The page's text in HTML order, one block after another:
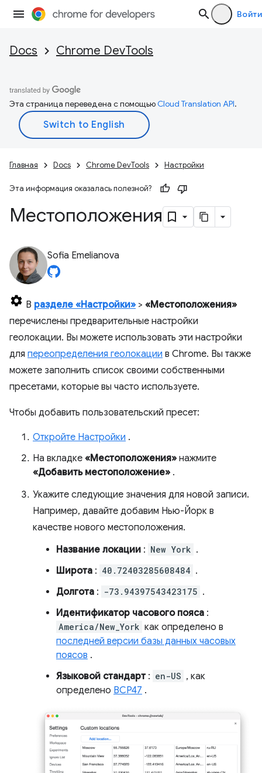
Войти
Docs Chrome DevTools
Эта страница переведена с помощьюCloud Translation API.
Главная Docs Chrome DevTools Настройки
Эта информация оказалась полезной?
Местоположения
Sofia Emelianova
В разделе «Настройки» > «Местоположения»
перечислены предварительные настройки
геолокации. Вы можете использовать эти настройки
для переопределения геолокации в Chrome. Вы также
можете заполнить список своими собственными
пресетами, которые вы часто используете.
Чтобы добавить пользовательский пресет:
Откройте Настройки .
На вкладке «Местоположения» нажмите
«Добавить местоположение» .
Укажите следующие значения для новой записи.
Например, давайте добавим Нью-Йорк в
качестве нового местоположения.
Название локации : New York .
Широта : 40.72403285608484 .
Долгота : -73.94397543423175 .
Идентификатор часового пояса :
America/New_York как определено в
последней версии базы данных часовых
поясов .
Языковой стандарт: en-US , как
определено BCP47 .